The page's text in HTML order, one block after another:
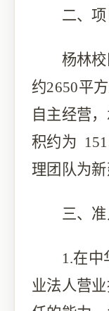
二、
杨林
约2650平
自主经营
积约为
理团队为新
三、
1.在中
业法人营